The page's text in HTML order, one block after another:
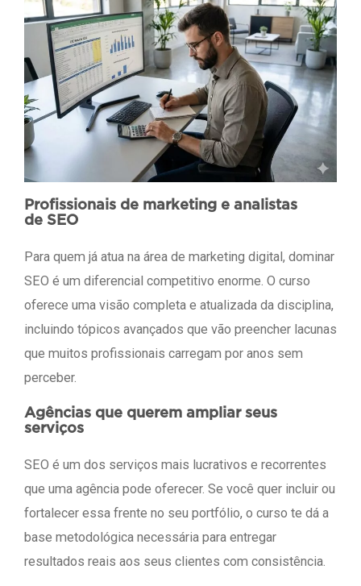
Profissionais de marketing e analistas
de SEO
Para quem já atua na área de marketing digital, dominar
SEO é um diferencial competitivo enorme. O curso
oferece uma visão completa e atualizada da disciplina,
incluindo tópicos avançados que vão preencher lacunas
que muitos profissionais carregam por anos sem
perceber.
Agências que querem ampliar seus
serviços
SEO é um dos serviços mais lucrativos e recorrentes
que uma agência pode oferecer. Se você quer incluir ou
fortalecer essa frente no seu portfólio, o curso te dá a
base metodológica necessária para entregar
resultados reais aos seus clientes com consistência.